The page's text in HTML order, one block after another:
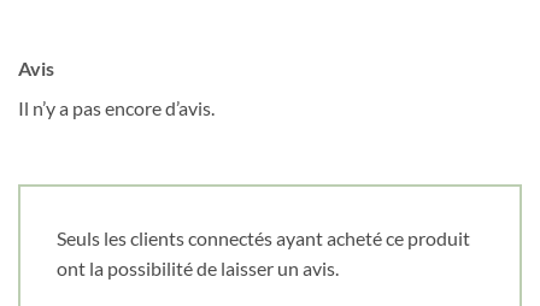
Avis
Il n’y a pas encore d’avis.
Seuls les clients connectés ayant acheté ce produit
ont la possibilité de laisser un avis.
Date de naissance